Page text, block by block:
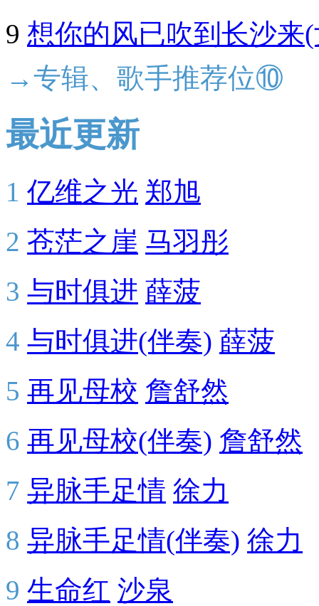
9 想你的风已吹到长沙来
→专辑、歌手推荐位⑩
最近更新
1 亿维之光 郑旭
2 苍茫之崖 马羽彤
3 与时俱进 薛菠
4 与时俱进(伴奏) 薛菠
5 再见母校 詹舒然
6 再见母校(伴奏) 詹舒然
7 异脉手足情 徐力
8 异脉手足情(伴奏) 徐力
9 生命红 沙泉